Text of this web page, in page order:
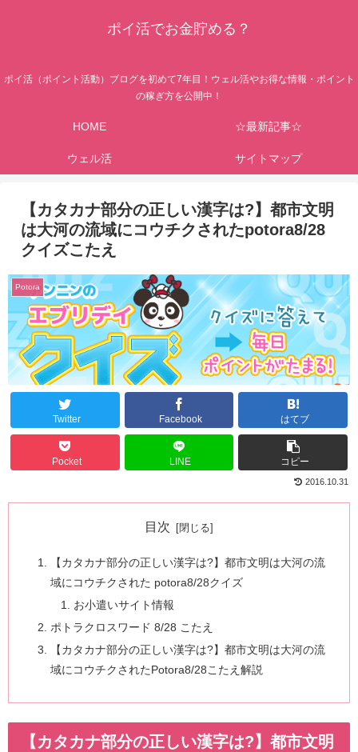
ポイ活でお金貯める？
ポイ活（ポイント活動）ブログを初めて7年目！ウェル活やお得な情報・ポイント
の稼ぎ方を公開中！
HOME ☆最新記事☆
ウェル活 サイトマップ
【カタカナ部分の正しい漢字は?】都市文明
は大河の流域にコウチクされたpotora8/28
クイズこたえ
Potora
Twitter Facebook はてブ
Pocket LINE コピー
2016.10.31
目次
【カタカナ部分の正しい漢字は?】都市文明は大河の流
域にコウチクされた potora8/28クイズ
お小遣いサイト情報
ポトラクロスワード 8/28 こたえ
【カタカナ部分の正しい漢字は?】都市文明は大河の流
域にコウチクされたPotora8/28こたえ解説
【カタカナ部分の正しい漢字は?】都市文明